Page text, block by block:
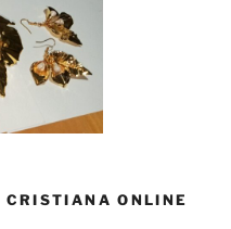
ONLINE